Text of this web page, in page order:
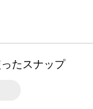
たスナップ